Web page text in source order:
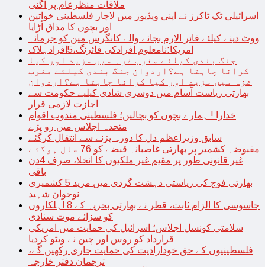
ملاقات منظرعام پر آگئی
اسرائیلی ٹک ٹاکرز نے اپنی ویڈیوز میں لاچار فلسطینی خواتین
اور بچوں کا مذاق اُڑایا
ووٹ دینے کیلئے فائر الارم بجانے والے کانگرس مین کو جرمانہ
امریکا:نامعلوم افرادکی فائرنگ،5افرادہلاک
جنگ بندی کیلئے مغرب غزہ میں مزید اور کیا
کرانا چاہتا ہے؟اردوان جنگ بندی کیلئے مغرب
غزہ میں مزید اور کیا کرانا چاہتا ہے؟اردوان
بھارتی ریاست آسام میں دوسری شادی کیلیے حکومت سے
اجازت لازمی قرار
خدارا ! ہمارے بچوں کو بچالیں؛ فلسطینی مندوب اقوام
متحدہ اجلاس میں رو پڑے
سابق وزیراعظم دل کا دورہ پڑنے سے انتقال کرگئے
مقبوضہ کشمیر پر بھارتی غاصبانہ قبضے کو 76 سال ہوگئے
غیر قانونی طور پر مقیم غیر ملکیوں کا انخلا، صرف 4دن
باقی
بھارتی فوج کی ریاستی دہشت گردی میں مزید 5 کشمیری
نوجوان شہید
جاسوسی کا الزام ثابت، قطر نے بھارتی بحریہ کے 8 اہلکاروں
کو سزائے موت سنادی
سلامتی کونسل اجلاس؛ اسرائیل کی حمایت میں امریکی
قرارداد کو روس اور چین نے ویٹو کردیا
فلسطینیوں کے حق خودارادیت کی حمایت جاری رکھیں گے،
ترجمان دفتر خارجہ